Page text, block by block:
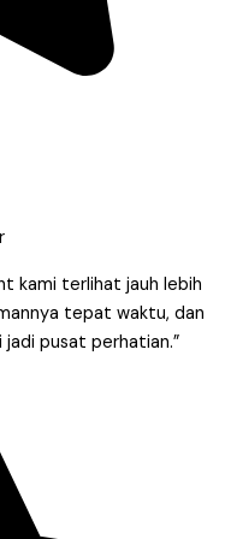
kami terlihat jauh lebih
tepat waktu, dan
pusat perhatian.”